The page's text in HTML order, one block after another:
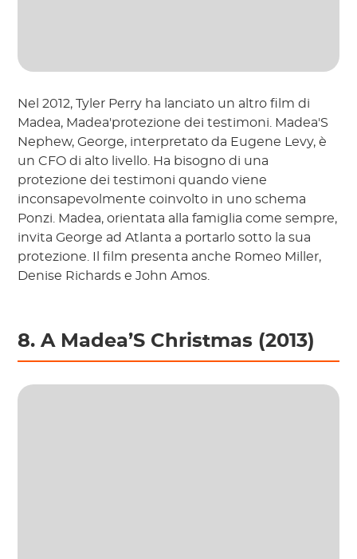
Nel 2012, Tyler Perry ha lanciato un altro film di
Madea, Madea'protezione dei testimoni. Madea'S
Nephew, George, interpretato da Eugene Levy, è
un CFO di alto livello. Ha bisogno di una
protezione dei testimoni quando viene
inconsapevolmente coinvolto in uno schema
Ponzi. Madea, orientata alla famiglia come sempre,
invita George ad Atlanta a portarlo sotto la sua
protezione. Il film presenta anche Romeo Miller,
Denise Richards e John Amos.
8. A Madea’S Christmas (2013)